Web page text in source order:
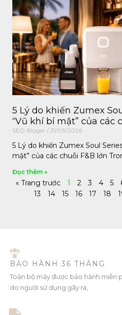
5 Lý do khiến Zumex
“Vũ khí bí mật” của các
SEO Bloger 31/03/2026
5 Lý do khiến Zumex Soul
mật” của các chuỗi F&B lớn
Đọc thêm »
« Trang trước 1 2 3 4 5
13
14 15 16 17 18
BẢO HÀNH 36 THÁNG
Toàn bộ máy được bảo hành miễn
do người sử dụng gây ra,